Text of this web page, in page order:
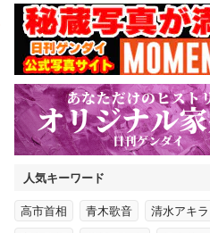
人気キーワード
高市首相 青木歌音 清水アキラ